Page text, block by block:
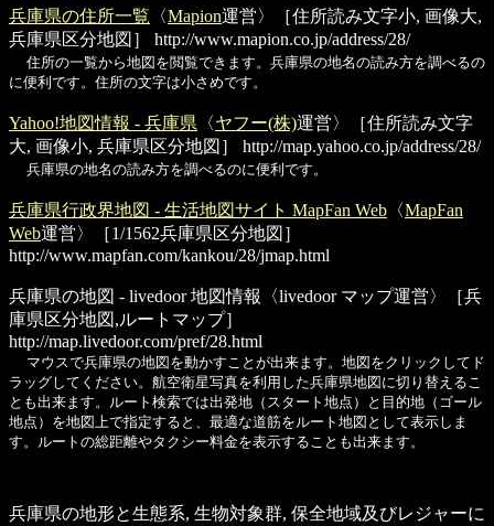
兵庫県の住所一覧 〈Mapion運営〉［住所読み文字小, 画像大,
兵庫県区分地図］
http://www.mapion.co.jp/address/28/
住所の一覧から地図を閲覧できます。兵庫県の地名の読み方を調べるの
に便利です。住所の文字は小さめです。
Yahoo!地図情報 - 兵庫県 〈ヤフー(株)運営〉［住所読み文字
大, 画像小, 兵庫県区分地図］
http://map.yahoo.co.jp/address/28/
兵庫県の地名の読み方を調べるのに便利です。
兵庫県行政界地図 - 生活地図サイト MapFan Web 〈MapFan
Web運営〉［1/1562兵庫県区分地図］
http://www.mapfan.com/kankou/28/jmap.html
兵庫県の地図 - livedoor 地図情報
〈livedoor マップ運営〉［兵
庫県区分地図,ルートマップ］
http://map.livedoor.com/pref/28.html
マウスで兵庫県の地図を動かすことが出来ます。地図をクリックしてド
ラッグしてください。航空衛星写真を利用した兵庫県地図に切り替えるこ
とも出来ます。ルート検索では出発地（スタート地点）と目的地（ゴール
地点）を地図上で指定すると、最適な道筋をルート地図として表示しま
す。ルートの総距離やタクシー料金を表示することも出来ます。
兵庫県の地形と生態系, 生物対象群, 保全地域及びレジャーに